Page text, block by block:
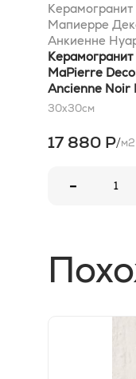
Мапиерре
Анкиенне
30x30x0,95
MaPierre
Ancienne Noir
30x30x0,95
30x30см
17 880 Р/м2
-